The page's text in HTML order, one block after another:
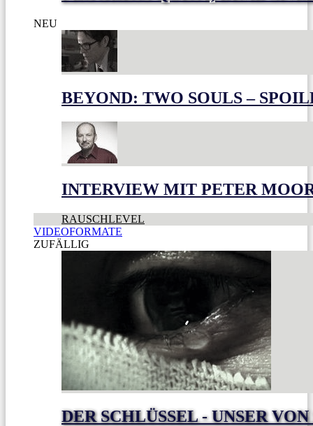
NEU
BEYOND: TWO SOULS –
INTERVIEW MIT PETER
RAUSCHLEVEL
VIDEOFORMATE
ZUFÄLLIG
DER SCHLÜSSEL - UNSER